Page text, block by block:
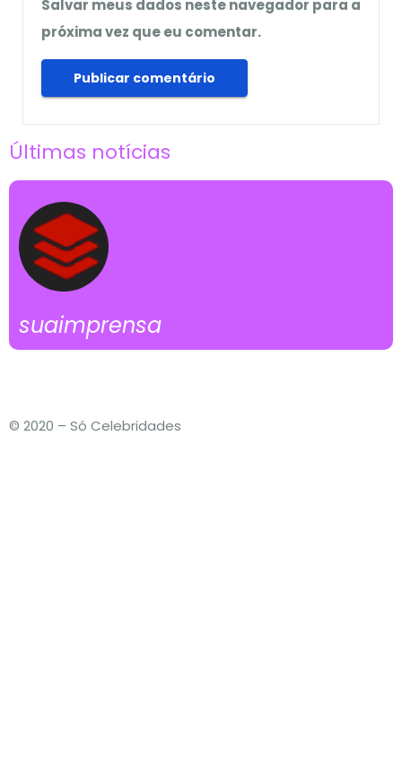
Salvar meus dados neste navegador para a
próxima vez que eu comentar.
Últimas notícias
suaimprensa
© 2020 – Só Celebridades